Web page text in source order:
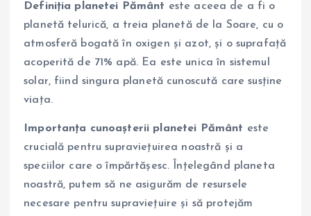
Definiția planetei Pământ este aceea de a fi o
planetă telurică, a treia planetă de la Soare, cu o
atmosferă bogată în oxigen și azot, și o suprafață
acoperită de 71% apă. Ea este unica în sistemul
solar, fiind singura planetă cunoscută care susține
viața.
Importanța cunoașterii planetei Pământ este
crucială pentru supraviețuirea noastră și a
speciilor care o împărtășesc. Înțelegând planeta
noastră, putem să ne asigurăm de resursele
necesare pentru supraviețuire și să protejăm